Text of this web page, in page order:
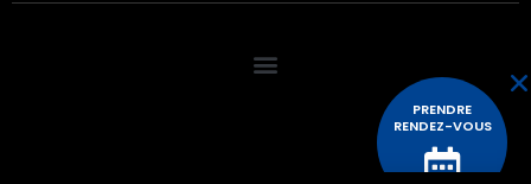
PRENDRE
RENDEZ-VOUS